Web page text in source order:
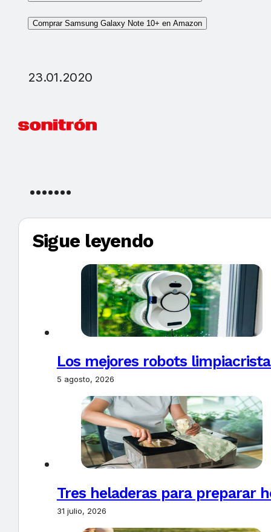
Comprar Samsung Galaxy Note 10+ en Amazon
23.01.2020
Sigue leyendo
Los mejores robots
5 agosto, 2026
Tres heladeras para preparar
31 julio, 2026